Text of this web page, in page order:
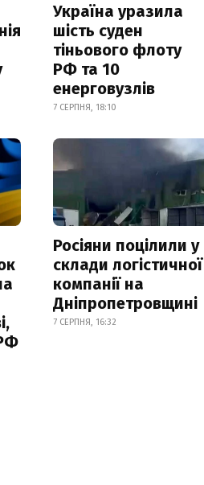
Україна уразила
шість суден
тіньового флоту
РФ та 10
енерговузлів
7 СЕРПНЯ, 18:10
Росіяни поцілили у
склади логістичної
компанії на
Дніпропетровщині
7 СЕРПНЯ, 16:32